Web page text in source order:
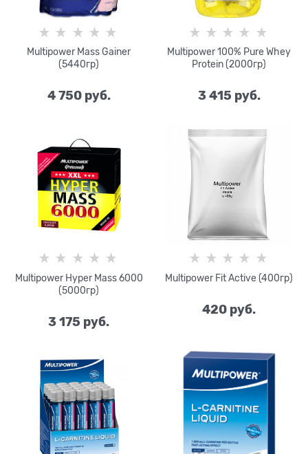
Multipower Mass Gainer
(5440гр)
4 750 руб.
Multipower 100% Pure Whey
Protein (2000гр)
3 415 руб.
Multipower Hyper Mass 6000
(5000гр)
3 175 руб.
Multipower Fit Active (400гр)
420 руб.